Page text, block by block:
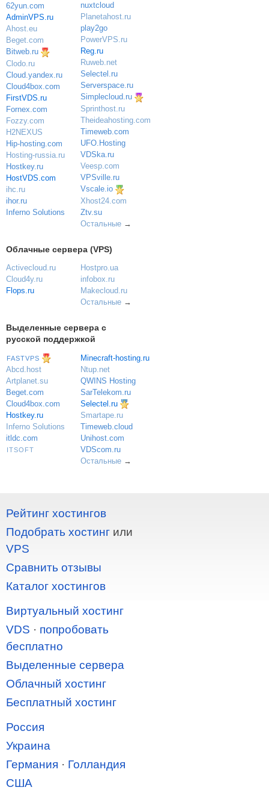
62yun.com
AdminVPS.ru
Ahost.eu
Beget.com
Bitweb.ru
Clodo.ru
Cloud.yandex.ru
Cloud4box.com
FirstVDS.ru
Fornex.com
Fozzy.com
H2NEXUS
Hip-hosting.com
Hosting-russia.ru
Hostkey.ru
HostVDS.com
ihc.ru
ihor.ru
Inferno Solutions
nuxtcloud
Planetahost.ru
play2go
PowerVPS.ru
Reg.ru
Ruweb.net
Selectel.ru
Serverspace.ru
Simplecloud.ru
Sprinthost.ru
Theideahosting.com
Timeweb.com
UFO.Hosting
VDSka.ru
Veesp.com
VPSville.ru
Vscale.io
Xhost24.com
Ztv.su
Остальные→
Облачные сервера (VPS)
Activecloud.ru
Cloud4y.ru
Flops.ru
Hostpro.ua
infobox.ru
Makecloud.ru
Остальные→
Выделенные сервера с
русской поддержкой
FASTVPS
Abcd.host
Artplanet.su
Beget.com
Cloud4box.com
Hostkey.ru
Inferno Solutions
itldc.com
ITSOFT
Minecraft-hosting.ru
Ntup.net
QWINS Hosting
SarTelekom.ru
Selectel.ru
Smartape.ru
Timeweb.cloud
Unihost.com
VDScom.ru
Остальные→
Рейтинг хостингов
Подобрать хостинг или
VPS
Сравнить отзывы
Каталог хостингов
Виртуальный хостинг
VDS · попробовать
бесплатно
Выделенные сервера
Облачный хостинг
Бесплатный хостинг
Россия
Украина
Германия · Голландия
США